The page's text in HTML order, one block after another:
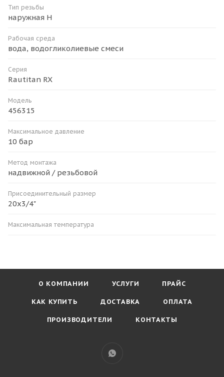
Тип резьбы
наружная H
Рабочая среда
вода, водогликолиевые смеси
Серия
Rautitan RX
Модель
456315
Максимальное давление
10 бар
Метод монтажа
надвижной / резьбовой
Присоединительный размер
20х3/4"
Максимальная температура
О КОМПАНИИ УСЛУГИ ПРАЙС
КАК КУПИТЬ ДОСТАВКА ОПЛАТА
ПРОИЗВОДИТЕЛИ КОНТАКТЫ